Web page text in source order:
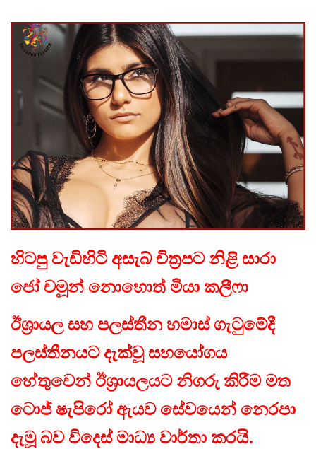
හිටපු වැඩිහිටි අසැබ් චිත්‍රපට නිළි සාරා
ජෝ චමූන් නොහොත් මියා කලීෆා
ඊශ්‍රායල සහ පලස්තීන හමාස් ගැටුමේදී
පලස්තීනයට දැක්වූ සහයෝගය
හේතුවෙන් ඊශ්‍රායලයට නිගරු කිරීම මත
ටොජ් ෂැපිරෝ ඇයව සේවයෙන් නෙරපා
දැමූ බව විදෙස් මාධ්‍ය වාර්තා කරයි.